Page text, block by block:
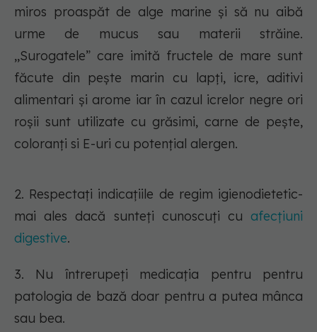
miros proaspăt de alge marine şi să nu aibă
urme de mucus sau materii străine.
,,Surogatele” care imită fructele de mare sunt
făcute din peşte marin cu lapţi, icre, aditivi
alimentari şi arome iar în cazul icrelor negre ori
roşii sunt utilizate cu grăsimi, carne de peşte,
coloranţi si E-uri cu potenţial alergen.
2. Respectaţi indicaţiile de regim igienodietetic-
mai ales dacă sunteţi cunoscuţi cu afecţiuni
digestive.
3. Nu întrerupeți medicația pentru pentru
patologia de bază doar pentru a putea mânca
sau bea.